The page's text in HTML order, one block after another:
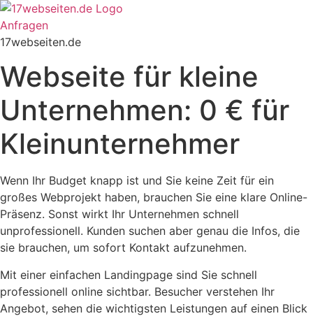
Zum
Inhalt
springen
Anfragen
17webseiten.de
Webseite für kleine
Unternehmen: 0 € für
Kleinunternehmer
Wenn Ihr Budget knapp ist und Sie keine Zeit für ein
großes Webprojekt haben, brauchen Sie eine klare Online-
Präsenz. Sonst wirkt Ihr Unternehmen schnell
unprofessionell. Kunden suchen aber genau die Infos, die
sie brauchen, um sofort Kontakt aufzunehmen.
Mit einer einfachen Landingpage sind Sie schnell
professionell online sichtbar. Besucher verstehen Ihr
Angebot, sehen die wichtigsten Leistungen auf einen Blick